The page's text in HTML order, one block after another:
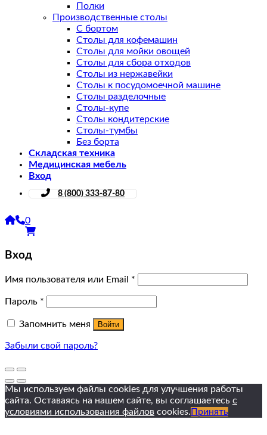
Полки
Производственные столы
С бортом
Столы для кофемашин
Столы для мойки овощей
Столы для сбора отходов
Столы из нержавейки
Столы к посудомоечной машине
Столы разделочные
Столы-купе
Столы кондитерские
Столы-тумбы
Без борта
Складская техника
Медицинская мебель
Вход
8 (800) 333-87-80
0
Вход
Имя пользователя или Email *
Пароль *
Запомнить меня Войти
Забыли свой пароль?
Мы используем файлы cookies для улучшения работы
сайта. Оставаясь на нашем сайте, вы соглашаетесь с
условиями использования файлов cookies. Принять